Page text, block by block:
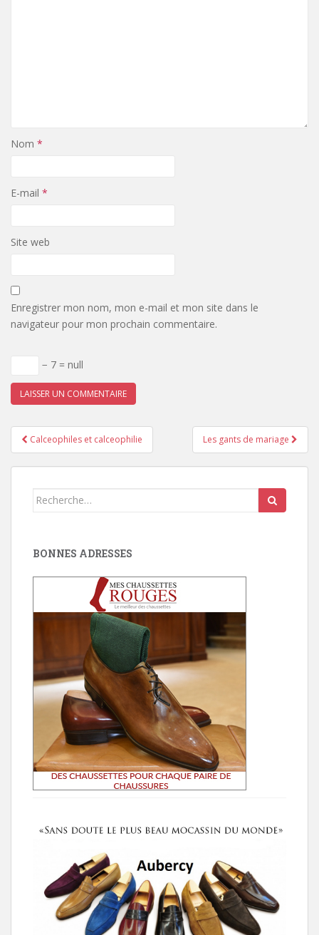
Nom *
E-mail *
Site web
Enregistrer mon nom, mon e-mail et mon site dans le
navigateur pour mon prochain commentaire.
− 7 = null
Pagination
d'article
Calceophiles et calceophilie Les gants de mariage
Search
BONNES ADRESSES